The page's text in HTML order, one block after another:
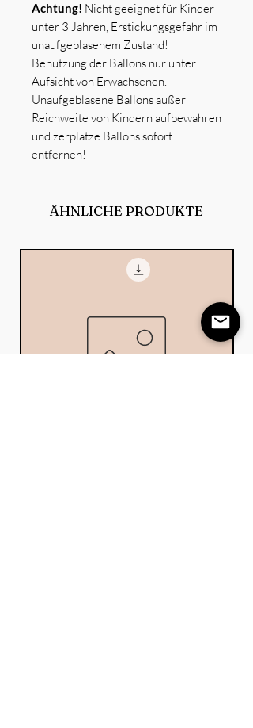
Achtung! Nicht geeignet für Kinder
unter 3 Jahren, Erstickungsgefahr im
unaufgeblasenem Zustand!
Benutzung der Ballons nur unter
Aufsicht von Erwachsenen.
Unaufgeblasene Ballons außer
Reichweite von Kindern aufbewahren
und zerplatze Ballons sofort
entfernen!
ÄHNLICHE PRODUKTE